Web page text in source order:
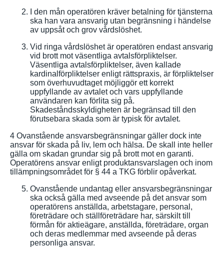
I den mån operatören kräver betalning för tjänsterna
ska han vara ansvarig utan begränsning i händelse
av uppsåt och grov vårdslöshet.
Vid ringa vårdslöshet är operatören endast ansvarig
vid brott mot väsentliga avtalsförpliktelser.
Väsentliga avtalsförpliktelser, även kallade
kardinalförpliktelser enligt rättspraxis, är förpliktelser
som överhuvudtaget möjliggör ett korrekt
uppfyllande av avtalet och vars uppfyllande
användaren kan förlita sig på.
Skadeståndsskyldigheten är begränsad till den
förutsebara skada som är typisk för avtalet.
4 Ovanstående ansvarsbegränsningar gäller dock inte
ansvar för skada på liv, lem och hälsa. De skall inte heller
gälla om skadan grundar sig på brott mot en garanti.
Operatörens ansvar enligt produktansvarslagen och inom
tillämpningsområdet för § 44 a TKG förblir opåverkat.
Ovanstående undantag eller ansvarsbegränsningar
ska också gälla med avseende på det ansvar som
operatörens anställda, arbetstagare, personal,
företrädare och ställföreträdare har, särskilt till
förmån för aktieägare, anställda, företrädare, organ
och deras medlemmar med avseende på deras
personliga ansvar.